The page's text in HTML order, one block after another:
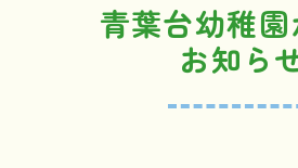
青葉台幼稚
お知ら